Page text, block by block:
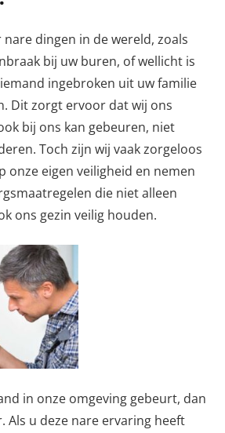
dingen in de wereld, zoals
bij uw buren, of wellicht is
ingebroken uit uw familie
Dit zorgt ervoor dat wij ons
bij ons kan gebeuren, niet
Toch zijn wij vaak zorgeloos
onze eigen veiligheid en nemen
die niet alleen
ons gezin veilig houden.
in onze omgeving gebeurt, dan
Als u deze nare ervaring heeft